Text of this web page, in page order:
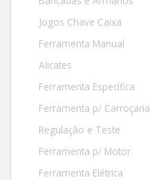
Jogos Chave Caixa
Ferramenta Manual
Alicates
Ferramenta Específica
Ferramenta p/ Carroçaria
Regulação e Teste
Ferramenta p/ Motor
Ferramenta Elétrica